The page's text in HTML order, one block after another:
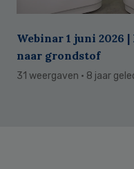
Webinar 1 juni 2026
naar grondstof
31 weergaven · 8 jaar